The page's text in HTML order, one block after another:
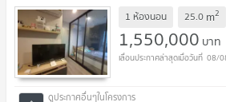
1 ห้องนอน 25.0 m2
1,550,000 บาท
08/